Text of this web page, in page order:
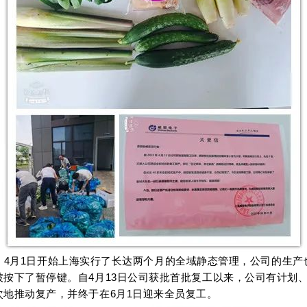
4月1日开始上海实行了长达两个月的全域静态管理，公司的生产
按下了暂停键。自4 月13日公司获批首批复工以来，公司有计划
地推动复产，并终于在6月1日迎来全员复工。